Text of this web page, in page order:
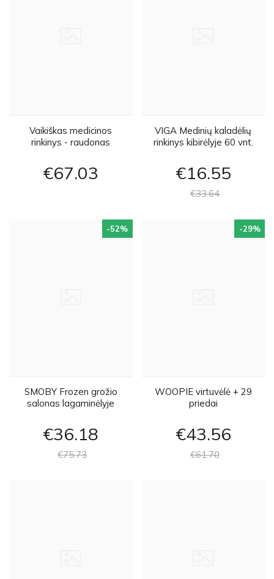
Vaikiškas medicinos
rinkinys - raudonas
€67 03
VIGA Medinių kaladėlių
rinkinys kibirėlyje 60 vnt.
€16 55
€3364
-52%
SMOBY Frozen grožio
salonas lagaminėlyje
€36 18
€7573
-29%
WOOPIE virtuvėlė + 29
priedai
€43 56
€6170